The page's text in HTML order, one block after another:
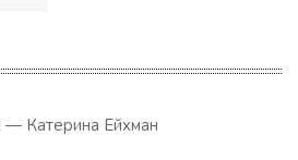
— Катерина Ейхман